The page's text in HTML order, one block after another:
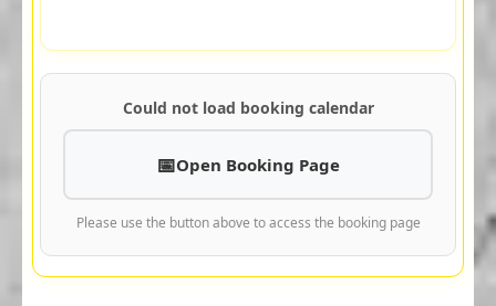
Could not load booking calendar
Open Booking Page
Please use the button above to access the booking page